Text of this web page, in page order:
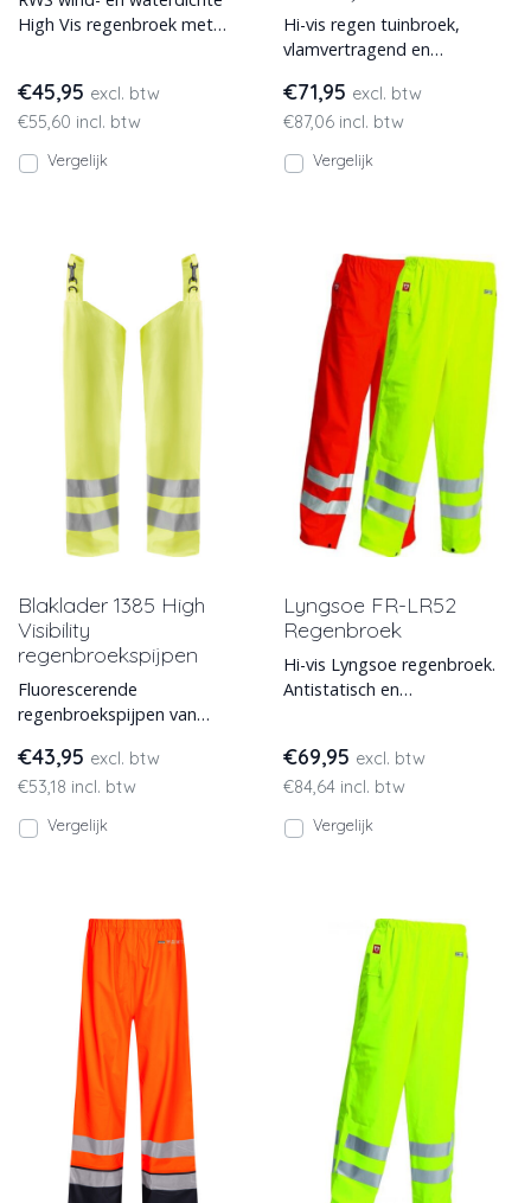
High Vis regenbroek met
EN471. Met h
€45,95 excl. btw
€55,60 incl. btw
Vergelijk
Hi-vis regen tuinbroek,
vlamvertragend en
leverbaar
€71,95 excl. btw
€87,06 incl. btw
Vergelijk
Blaklader 1385 High
Visibility
regenbroekspijpen
Fluorescerende
regenbroekspijpen van
Blaklader high visibility
regenbroe
€43,95 excl. btw
€53,18 incl. btw
Vergelijk
Lyngsoe FR-LR52
Regenbroek
Hi-vis Lyngsoe regenbroek.
Antistatisch en
€69,95 excl. btw
€84,64 incl. btw
Vergelijk